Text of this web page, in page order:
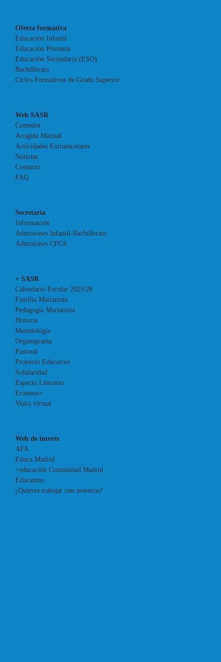
Oferta formativa
Educación Infantil
Educación Primaria
Educación Secundaria (ESO)
Bachillerato
Ciclos Formativos de Grado Superior
Web SASR
Comedor
Acogida Matinal
Actividades Extraescolares
Noticias
Contacto
FAQ
Secretaría
Información
Admisiones Infantil-Bachillerato
Admisiones CFGS
+ SASR
Calendario Escolar 2025/26
Familia Marianista
Pedagogía Marianista
Historia
Metodología
Organigrama
Pastoral
Proyecto Educativo
Solidaridad
Espacio Literario
Erasmus+
Visita virtual
Web de interés
AFA
Educa Madrid
+educación Comunidad Madrid
Educamos
¿Quieres trabajar con nosotros?